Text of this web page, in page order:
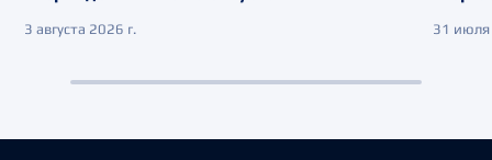
3 августа 2026 г. 31 июля